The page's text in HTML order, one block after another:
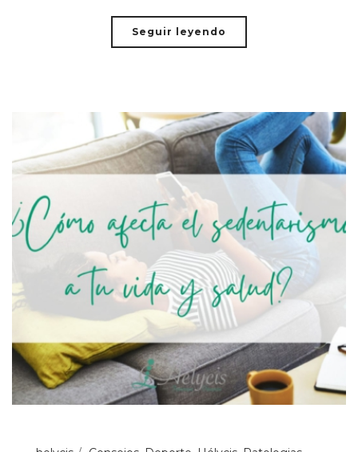
Seguir leyendo